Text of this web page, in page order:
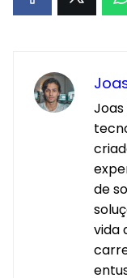
de
vida